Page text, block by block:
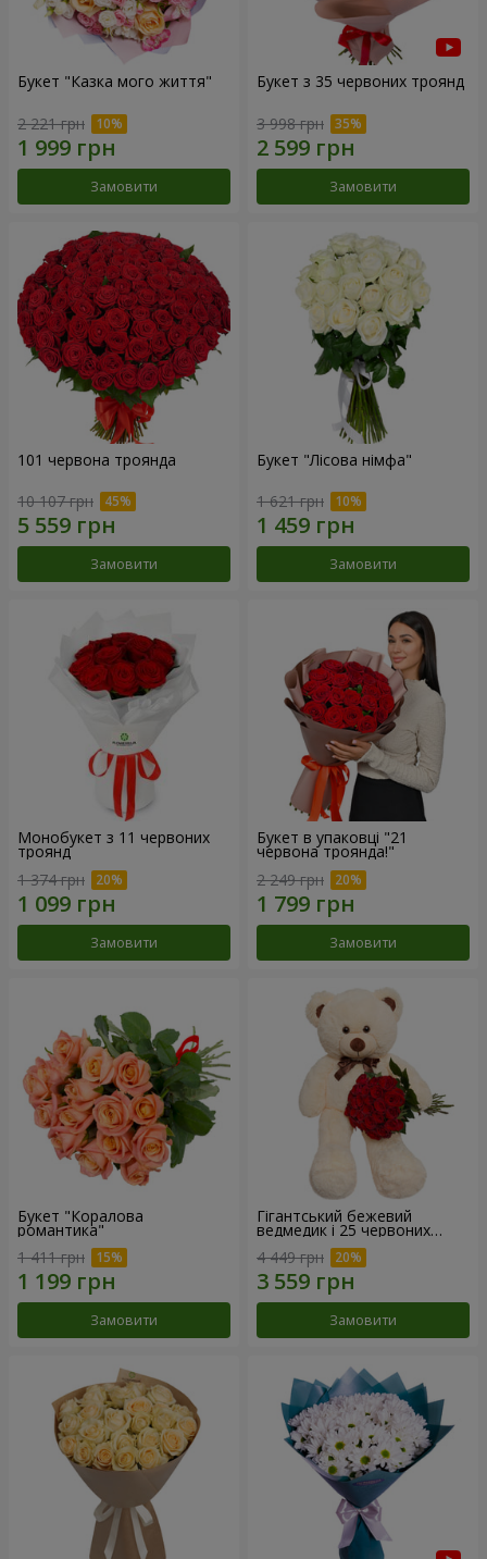
Букет "Казка мого життя"
2 221 грн
Замовити
Букет з 35 червоних троянд
3 998 грн
Замовити
101 червона троянда
10 107 грн
Замовити
Букет "Лісова німфа"
1 621 грн
Замовити
Монобукет з 11 червоних
троянд
1 374 грн
Замовити
Букет в упаковці "21
червона троянда!"
2 249 грн
Замовити
Букет "Коралова
романтика"
1 411 грн
Замовити
Гігантський бежевий
ведмедик і 25 червоних
троянд
4 449 грн
Замовити